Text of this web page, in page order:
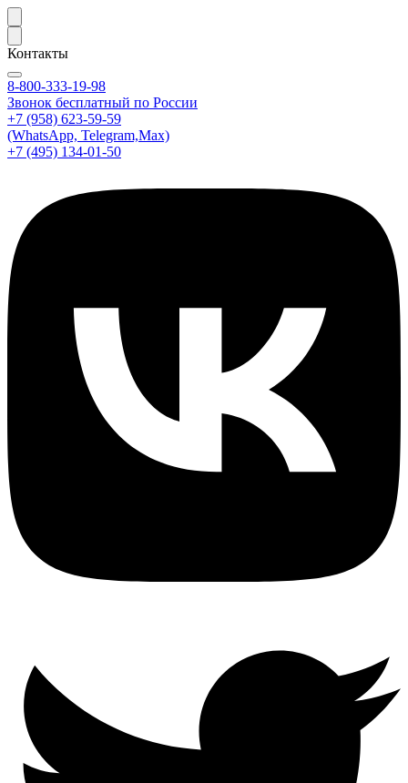
Контакты
8-800-333-19-98
Звонок бесплатный по России
+7 (958) 623-59-59
(WhatsApp, Telegram,Max)
+7 (495) 134-01-50